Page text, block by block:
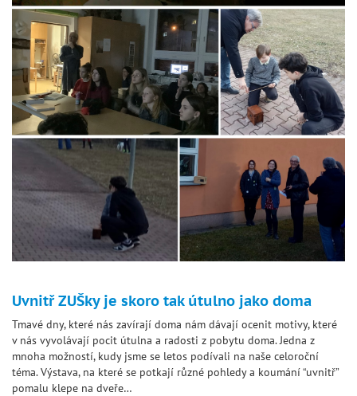
Uvnitř ZUŠky je skoro tak útulno jako doma
Tmavé dny, které nás zavírají doma nám dávají ocenit motivy, které
v nás vyvolávají pocit útulna a radosti z pobytu doma. Jedna z
mnoha možností, kudy jsme se letos podívali na naše celoroční
téma. Výstava, na které se potkají různé pohledy a koumání “uvnitř”
pomalu klepe na dveře…